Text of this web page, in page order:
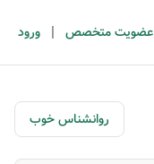
عضویت متخصص | ورود
روانشناس خوب